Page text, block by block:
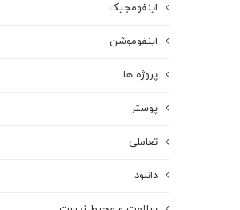
اینفومجیک
اینفوموشن
پروژه ها
پوستر
تعاملی
دانلود